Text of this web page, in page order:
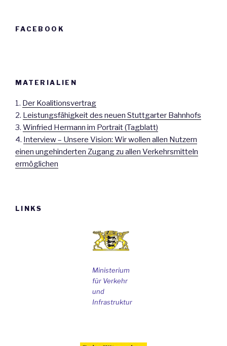
FACEBOOK
MATERIALIEN
1. Der Koalitionsvertrag
2. Leistungsfähigkeit des neuen Stuttgarter Bahnhofs
3. Winfried Hermann im Portrait (Tagblatt)
4. Interview – Unsere Vision: Wir wollen allen Nutzern
einen ungehinderten Zugang zu allen Verkehrsmitteln
ermöglichen
LINKS
Ministerium
für Verkehr
und
Infrastruktur